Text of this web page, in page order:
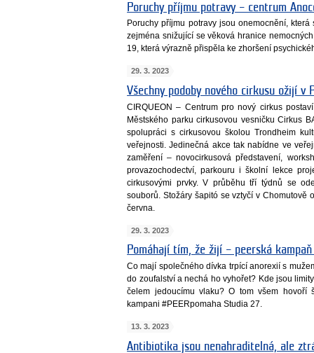
Poruchy příjmu potravy – centrum
Poruchy příjmu potravy jsou onemocnění,
zejména snižující se věková hranice
19, která výrazně přispěla ke zhoršení
29. 3. 2023
Všechny podoby nového cirkusu ožijí v
CIRQUEON – Centrum pro nový cirkus
Městského parku cirkusovou vesničku Cirkus
spolupráci s cirkusovou školou Trondheim
veřejnosti. Jedinečná akce tak nabídne ve
zaměření – novocirkusová představení,
provazochodectví, parkouru i školní lekce
cirkusovými prvky. V průběhu tří týdnů se
souborů. Stožáry šapitó se vztyčí v
června.
29. 3. 2023
Pomáhají tím, že žijí – peerská
Co mají společného dívka trpící anorexií s
do zoufalství a nechá ho vyhořet? Kde jsou
čelem jedoucímu vlaku? O tom všem
kampani #PEERpomaha Studia 27.
13. 3. 2023
Antibiotika jsou nenahraditelná, ale